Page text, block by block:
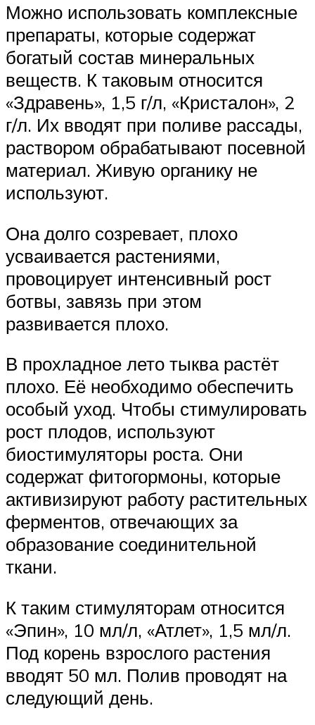
Можно использовать комплексные
препараты, которые содержат
богатый состав минеральных
веществ. К таковым относится
«Здравень», 1,5 г/л, «Кристалон», 2
г/л. Их вводят при поливе рассады,
раствором обрабатывают посевной
материал. Живую органику не
используют.
Она долго созревает, плохо
усваивается растениями,
провоцирует интенсивный рост
ботвы, завязь при этом
развивается плохо.
В прохладное лето тыква растёт
плохо. Её необходимо обеспечить
особый уход. Чтобы стимулировать
рост плодов, используют
биостимуляторы роста. Они
содержат фитогормоны, которые
активизируют работу растительных
ферментов, отвечающих за
образование соединительной
ткани.
К таким стимуляторам относится
«Эпин», 10 мл/л, «Атлет», 1,5 мл/л.
Под корень взрослого растения
вводят 50 мл. Полив проводят на
следующий день.